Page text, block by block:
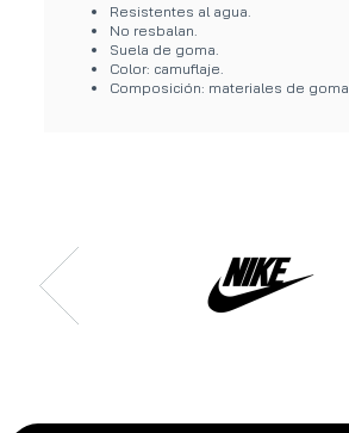
Resistentes al agua.
No resbalan.
Suela de goma.
Color: camuflaje.
Composición: materiales de goma.